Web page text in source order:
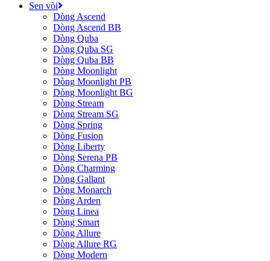
Sen vòi
Dòng Ascend
Dòng Ascend BB
Dòng Quba
Dòng Quba SG
Dòng Quba BB
Dòng Moonlight
Dòng Moonlight PB
Dòng Moonlight BG
Dòng Stream
Dòng Stream SG
Dòng Spring
Dòng Fusion
Dòng Liberty
Dòng Serena PB
Dòng Charming
Dòng Gallant
Dòng Monarch
Dòng Arden
Dòng Linea
Dòng Smart
Dòng Allure
Dòng Allure RG
Dòng Modern